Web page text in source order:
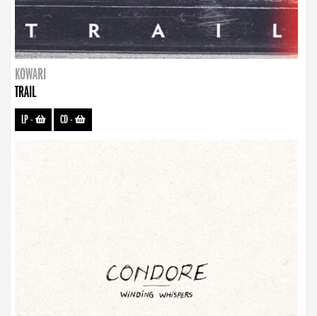
KOWARI
TRAIL
LP- CD-